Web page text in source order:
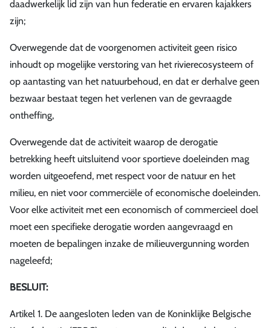
daadwerkelijk lid zijn van hun federatie en ervaren kajakkers
zijn;
Overwegende dat de voorgenomen activiteit geen risico
inhoudt op mogelijke verstoring van het rivierecosysteem of
op aantasting van het natuurbehoud, en dat er derhalve geen
bezwaar bestaat tegen het verlenen van de gevraagde
ontheffing,
Overwegende dat de activiteit waarop de derogatie
betrekking heeft uitsluitend voor sportieve doeleinden mag
worden uitgeoefend, met respect voor de natuur en het
milieu, en niet voor commerciële of economische doeleinden.
Voor elke activiteit met een economisch of commercieel doel
moet een specifieke derogatie worden aangevraagd en
moeten de bepalingen inzake de milieuvergunning worden
nageleefd;
BESLUIT:
Artikel 1. De aangesloten leden van de Koninklijke Belgische